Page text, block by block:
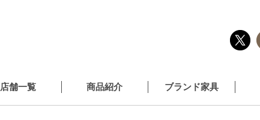
店舗一覧 商品紹介 ブランド家具